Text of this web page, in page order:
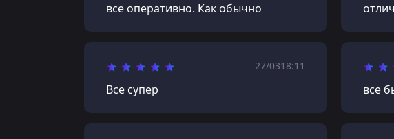
все оперативно. Как обычно
27/0318:11
Все супер все